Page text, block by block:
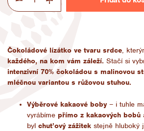
Čokoládové lízátko ve tvaru srdce,
každého, na kom vám záleží. Stačí si
intenzivní 70% čokoládou s malinovou
mléčnou variantou s růžovou stuhou.
Výběrové kakaové boby– i tuhle
vyrábíme přímo z kakaových bobů
byl chuťový zážitek stejně hluboký